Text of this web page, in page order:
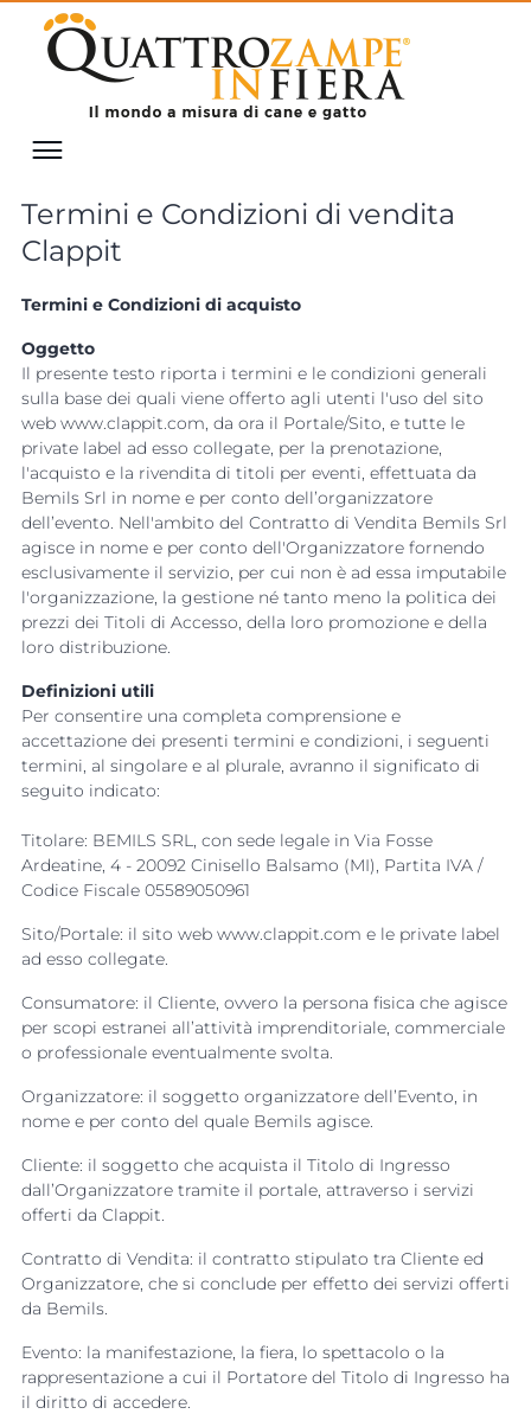
Termini e Condizioni di vendita
Clappit
Termini e Condizioni di acquisto
Oggetto
Il presente testo riporta i termini e le condizioni generali
sulla base dei quali viene offerto agli utenti l'uso del sito
web www.clappit.com, da ora il Portale/Sito, e tutte le
private label ad esso collegate, per la prenotazione,
l'acquisto e la rivendita di titoli per eventi, effettuata da
Bemils Srl in nome e per conto dell’organizzatore
dell’evento. Nell'ambito del Contratto di Vendita Bemils Srl
agisce in nome e per conto dell'Organizzatore fornendo
esclusivamente il servizio, per cui non è ad essa imputabile
l'organizzazione, la gestione né tanto meno la politica dei
prezzi dei Titoli di Accesso, della loro promozione e della
loro distribuzione.
Definizioni utili
Per consentire una completa comprensione e
accettazione dei presenti termini e condizioni, i seguenti
termini, al singolare e al plurale, avranno il significato di
seguito indicato:
Titolare: BEMILS SRL, con sede legale in Via Fosse
Ardeatine, 4 - 20092 Cinisello Balsamo (MI), Partita IVA /
Codice Fiscale 05589050961
Sito/Portale: il sito web www.clappit.com e le private label
ad esso collegate.
Consumatore: il Cliente, ovvero la persona fisica che agisce
per scopi estranei all’attività imprenditoriale, commerciale
o professionale eventualmente svolta.
Organizzatore: il soggetto organizzatore dell’Evento, in
nome e per conto del quale Bemils agisce.
Cliente: il soggetto che acquista il Titolo di Ingresso
dall’Organizzatore tramite il portale, attraverso i servizi
offerti da Clappit.
Contratto di Vendita: il contratto stipulato tra Cliente ed
Organizzatore, che si conclude per effetto dei servizi offerti
da Bemils.
Evento: la manifestazione, la fiera, lo spettacolo o la
rappresentazione a cui il Portatore del Titolo di Ingresso ha
il diritto di accedere.